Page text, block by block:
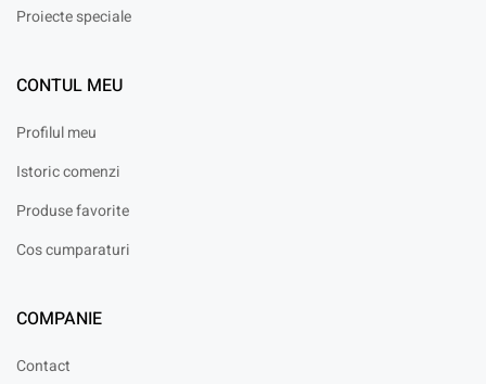
Proiecte speciale
CONTUL MEU
Profilul meu
Istoric comenzi
Produse favorite
Cos cumparaturi
COMPANIE
Contact